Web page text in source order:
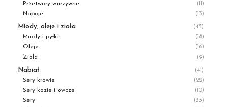
Przetwory warzywne (11)
Napoje (13)
Miody, oleje i zioła (43)
Miody i pyłki (18)
Oleje (16)
Zioła (9)
Nabiał (41)
Sery krowie (22)
Sery kozie i owcze (10)
Sery (33)